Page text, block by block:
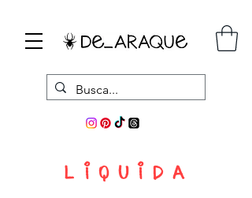
L I Q U I D A